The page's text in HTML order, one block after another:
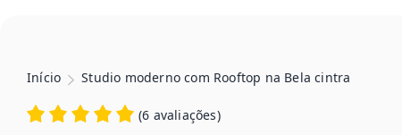
Início Studio moderno com Rooftop na Bela cintra
(6 avaliações)